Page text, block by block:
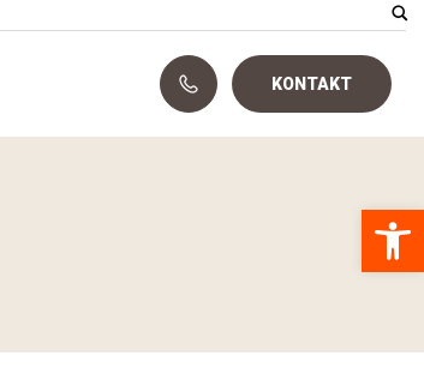
KONTAKT